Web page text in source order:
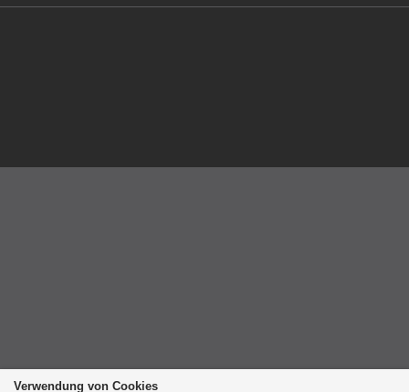
Verwendung von Cookies